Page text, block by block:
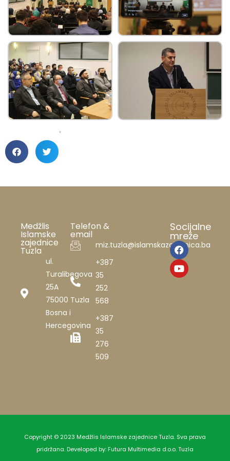
Medžlis
Islamske
zajednice
Tuzla
ul.
Turalibegova
25A
75000 Tuzla
Bosna i
Hercegovina
Telefon &
email
miz.tuzla@islamskazajednica.ba
+387
35
252
568
+387
35
276
509
Socijalne
mreže
Copyright © 2023 Medžlis Islamske zajednice Tuzla. Sva prava
pridržana. Developed by: Futura Multimedia d.o.o. Tuzla